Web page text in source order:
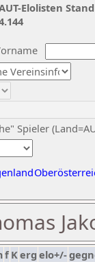
Spieler
Elolisten
f Kerg elo+/-